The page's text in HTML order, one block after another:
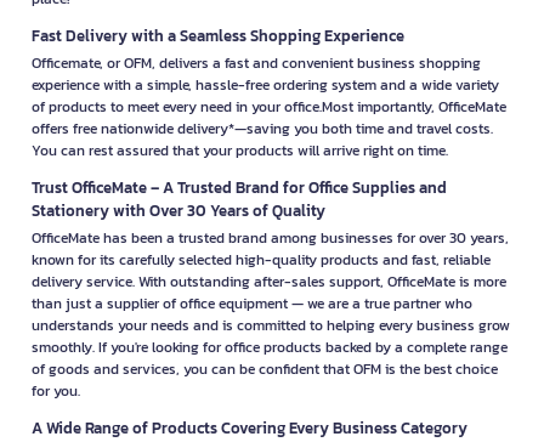
Fast Delivery with a Seamless Shopping Experience
Officemate, or OFM, delivers a fast and convenient business shopping
experience with a simple, hassle-free ordering system and a wide variety
of products to meet every need in your office.Most importantly, OfficeMate
offers free nationwide delivery*—saving you both time and travel costs.
You can rest assured that your products will arrive right on time.
Trust OfficeMate – A Trusted Brand for Office Supplies and
Stationery with Over 30 Years of Quality
OfficeMate has been a trusted brand among businesses for over 30 years,
known for its carefully selected high-quality products and fast, reliable
delivery service. With outstanding after-sales support, OfficeMate is more
than just a supplier of office equipment — we are a true partner who
understands your needs and is committed to helping every business grow
smoothly. If you're looking for office products backed by a complete range
of goods and services, you can be confident that OFM is the best choice
for you.
A Wide Range of Products Covering Every Business Category